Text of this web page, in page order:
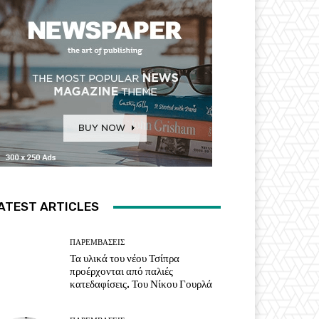
ARTICLES
ΠΑΡΕΜΒΑΣΕΙΣ
Τα υλικά του νέου Τσίπρα
προέρχονται από παλιές
κατεδαφίσεις. Του Νίκου Γουρλά